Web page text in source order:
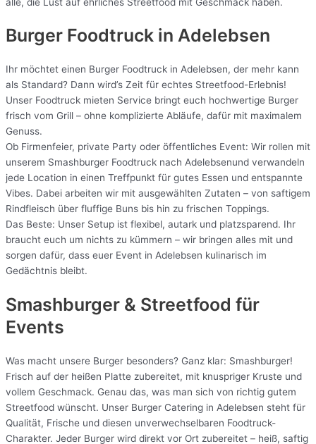
Burger Foodtruck in Adelebsen
Ihr möchtet einen Burger Foodtruck in Adelebsen, der mehr kann
als Standard? Dann wird’s Zeit für echtes Streetfood-Erlebnis!
Unser Foodtruck mieten Service bringt euch hochwertige Burger
frisch vom Grill – ohne komplizierte Abläufe, dafür mit maximalem
Genuss.
Ob Firmenfeier, private Party oder öffentliches Event: Wir rollen mit
unserem Smashburger Foodtruck nach Adelebsenund verwandeln
jede Location in einen Treffpunkt für gutes Essen und entspannte
Vibes. Dabei arbeiten wir mit ausgewählten Zutaten – von saftigem
Rindfleisch über fluffige Buns bis hin zu frischen Toppings.
Das Beste: Unser Setup ist flexibel, autark und platzsparend. Ihr
braucht euch um nichts zu kümmern – wir bringen alles mit und
sorgen dafür, dass euer Event in Adelebsen kulinarisch im
Gedächtnis bleibt.
Smashburger & Streetfood für
Events
Was macht unsere Burger besonders? Ganz klar: Smashburger!
Frisch auf der heißen Platte zubereitet, mit knuspriger Kruste und
vollem Geschmack. Genau das, was man sich von richtig gutem
Streetfood wünscht. Unser Burger Catering in Adelebsen steht für
Qualität, Frische und diesen unverwechselbaren Foodtruck-
Charakter. Jeder Burger wird direkt vor Ort zubereitet – heiß, saftig